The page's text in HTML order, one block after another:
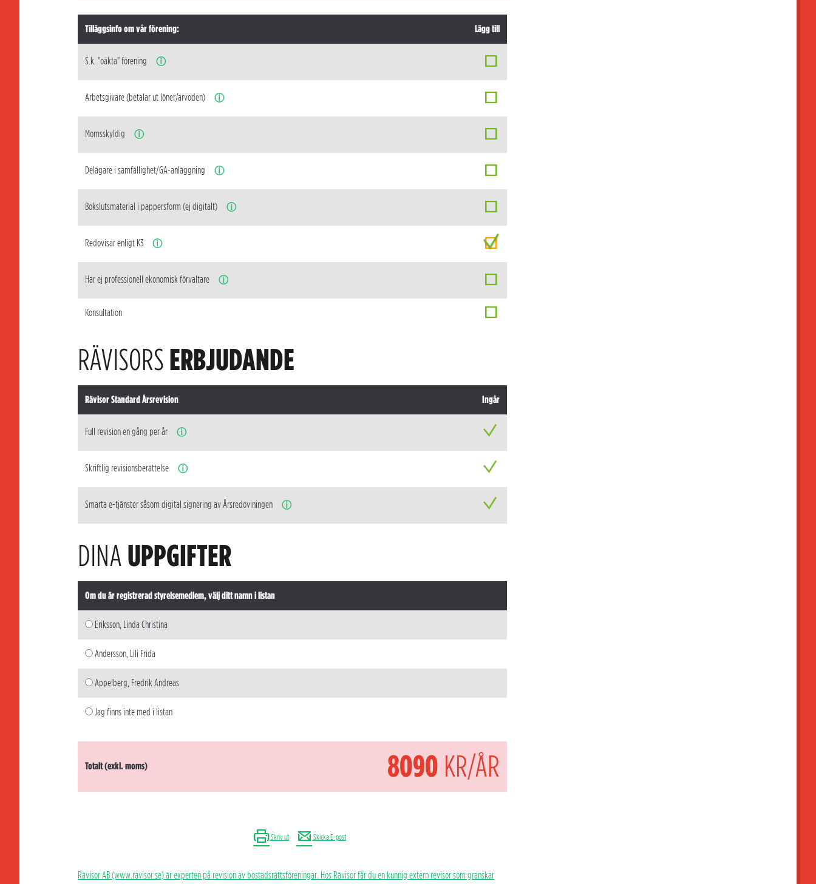
Tilläggsinfo om vår förening: Lägg till
S.k. "oäkta" förening ⓘ
Arbetsgivare (betalar ut löner/arvoden) ⓘ
Momsskyldig ⓘ
Delägare i samfällighet/GA-anläggning ⓘ
Bokslutsmaterial i pappersform (ej digitalt) ⓘ
Redovisar enligt K3 ⓘ
Har ej professionell ekonomisk förvaltare ⓘ
Konsultation
RÄVISORSERBJUDANDE
Rävisor Standard Årsrevision Ingår
Full revision en gång per år ⓘ
Skriftlig revisionsberättelse ⓘ
Smarta e-tjänster såsom digital signering av Årsredoviningen ⓘ
DINAUPPGIFTER
Om du är registrerad styrelsemedlem, välj ditt namn i listan
Eriksson, Linda Christina
Andersson, Lili Frida
Appelberg, Fredrik Andreas
Jag finns inte med i listan
Totalt (exkl. moms) 8090 KR/ÅR
Skriv ut Skicka E-post
Rävisor AB (www.ravisor.se) är experten på revision av bostadsrättsföreningar. Hos Rävisor får du en kunnig extern revisor som granskar